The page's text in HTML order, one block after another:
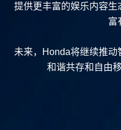
提供更丰富的娱乐内容生
富
未来，Honda将继续推
和谐共存和自由